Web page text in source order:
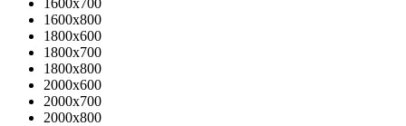
1600x800
1800x600
1800x700
1800x800
2000x600
2000x700
2000x800